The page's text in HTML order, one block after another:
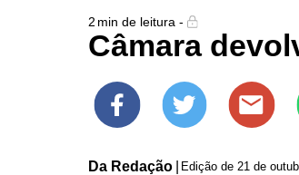
2 min de leitura -
Câmara
Da Redação Edição de 21 de